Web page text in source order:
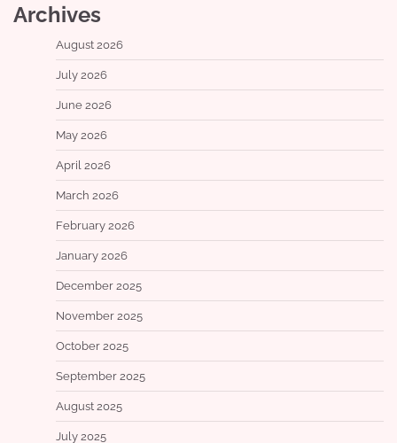
Archives
August 2026
July 2026
June 2026
May 2026
April 2026
March 2026
February 2026
January 2026
December 2025
November 2025
October 2025
September 2025
August 2025
July 2025